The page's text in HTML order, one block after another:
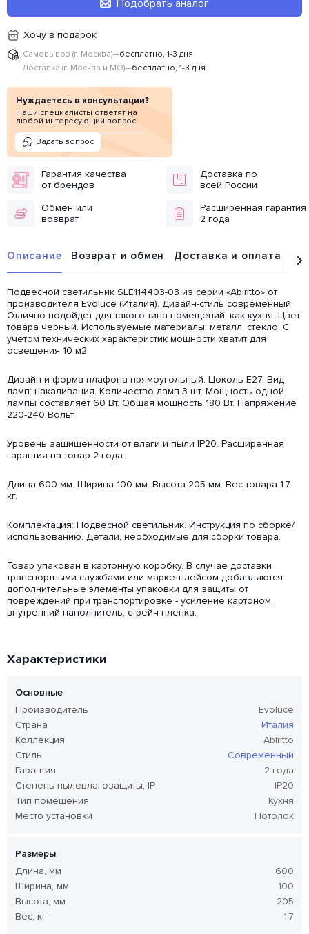
Подобрать аналог
Хочу в подарок
Самовывоз (г. Москва)—бесплатно, 1-3 дня
Доставка (г. Москва и МО)—бесплатно, 1-3 дня
Нуждаетесь в консультации?
Наши специалисты ответят на
любой интересующий вопрос
Задать вопрос
Гарантия качества
от брендов
Доставка по
всей России
Обмен или
возврат
Расширенная гарантия
2 года
Описание Возврат и обмен Доставка и оплата
Подвесной светильник SLE114403-03 из серии «Abiritto» от
производителя Evoluce (Италия). Дизайн-стиль современный.
Отлично подойдет для такого типа помещений, как кухня. Цвет
товара черный. Используемые материалы: металл, стекло. С
учетом технических характеристик мощности хватит для
освещения 10 м2.
Дизайн и форма плафона прямоугольный. Цоколь E27. Вид
ламп: накаливания. Количество ламп 3 шт. Мощность одной
лампы составляет 60 Вт. Общая мощность 180 Вт. Напряжение
220-240 Вольт.
Уровень защищенности от влаги и пыли IP20. Расширенная
гарантия на товар 2 года.
Длина 600 мм. Ширина 100 мм. Высота 205 мм. Вес товара 1.7
кг.
Комплектация: Подвесной светильник. Инструкция по сборке/
использованию. Детали, необходимые для сборки товара.
Товар упакован в картонную коробку. В случае доставки
транспортными службами или маркетплейсом добавляются
дополнительные элементы упаковки для защиты от
повреждений при транспортировке - усиление картоном,
внутренний наполнитель, стрейч-пленка.
Характеристики
Основные
Производитель
Evoluce
Страна
Италия
Коллекция
Abiritto
Стиль
Современный
Гарантия
2 года
Степень пылевлагозащиты, IP
IP20
Тип помещения
Кухня
Место установки
Потолок
Размеры
Длина, мм
600
Ширина, мм
100
Высота, мм
205
Вес, кг
1.7